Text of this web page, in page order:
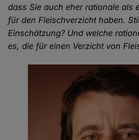
dass Sie auch eher rationale als
für den Fleischverzicht haben.
Einschätzung? Und welche
es, die für einen Verzicht von